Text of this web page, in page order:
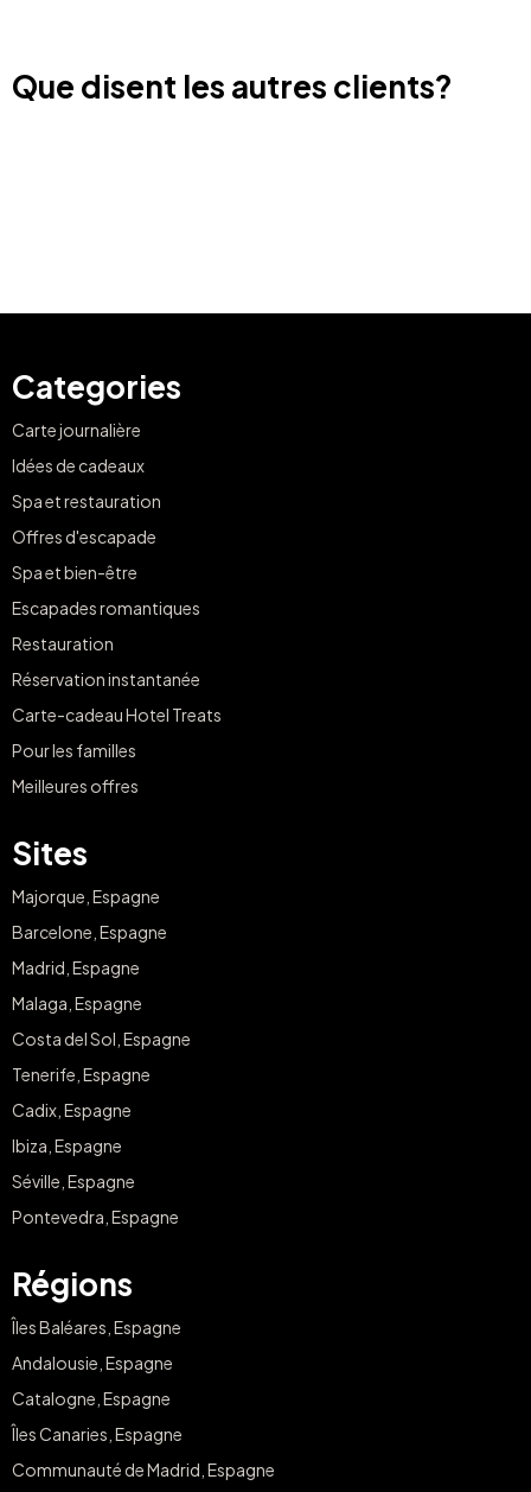
Que disent les autres clients?
Categories
Carte journalière
Idées de cadeaux
Spa et restauration
Offres d'escapade
Spa et bien-être
Escapades romantiques
Restauration
Réservation instantanée
Carte-cadeau Hotel Treats
Pour les familles
Meilleures offres
Sites
Majorque, Espagne
Barcelone, Espagne
Madrid, Espagne
Malaga, Espagne
Costa del Sol, Espagne
Tenerife, Espagne
Cadix, Espagne
Ibiza, Espagne
Séville, Espagne
Pontevedra, Espagne
Régions
Îles Baléares, Espagne
Andalousie, Espagne
Catalogne, Espagne
Îles Canaries, Espagne
Communauté de Madrid, Espagne